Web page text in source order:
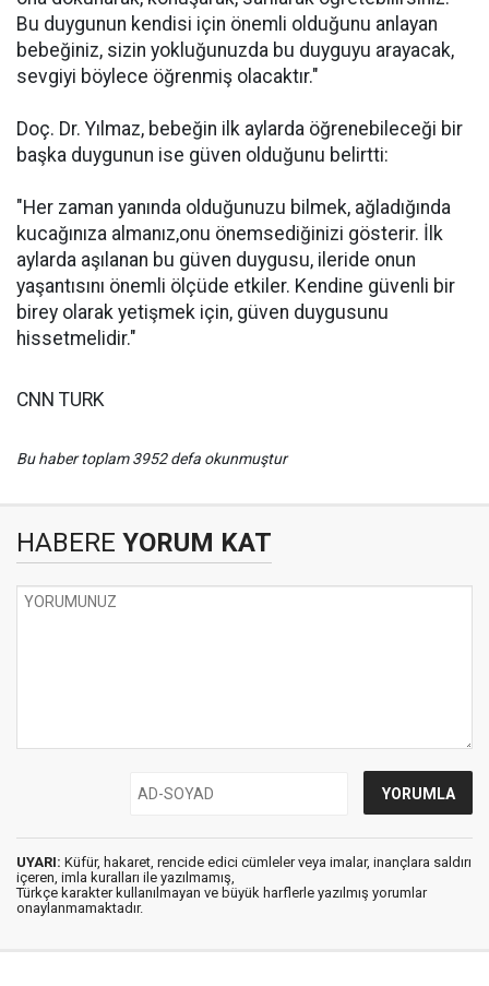
Bu duygunun kendisi için önemli olduğunu anlayan
bebeğiniz, sizin yokluğunuzda bu duyguyu arayacak,
sevgiyi böylece öğrenmiş olacaktır."
Doç. Dr. Yılmaz, bebeğin ilk aylarda öğrenebileceği bir
başka duygunun ise güven olduğunu belirtti:
"Her zaman yanında olduğunuzu bilmek, ağladığında
kucağınıza almanız,onu önemsediğinizi gösterir. İlk
aylarda aşılanan bu güven duygusu, ileride onun
yaşantısını önemli ölçüde etkiler. Kendine güvenli bir
birey olarak yetişmek için, güven duygusunu
hissetmelidir."
CNN TURK
Bu haber toplam 3952 defa okunmuştur
HABERE YORUM KAT
UYARI: Küfür, hakaret, rencide edici cümleler veya imalar, inançlara saldırı
içeren, imla kuralları ile yazılmamış,
Türkçe karakter kullanılmayan ve büyük harflerle yazılmış yorumlar
onaylanmamaktadır.